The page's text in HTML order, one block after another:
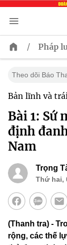
/ Pháp
Theo dõi Báo
Bản lĩnh và
Bài 1: Sứ
định
Nam
Trọng
Thứ hai,
(Thanh tra) -
rộng, các thế